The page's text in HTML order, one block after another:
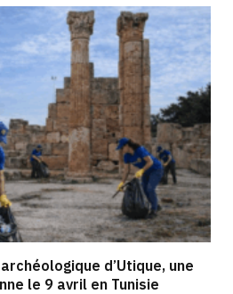
d’Utique, une
le 9 avril en Tunisie